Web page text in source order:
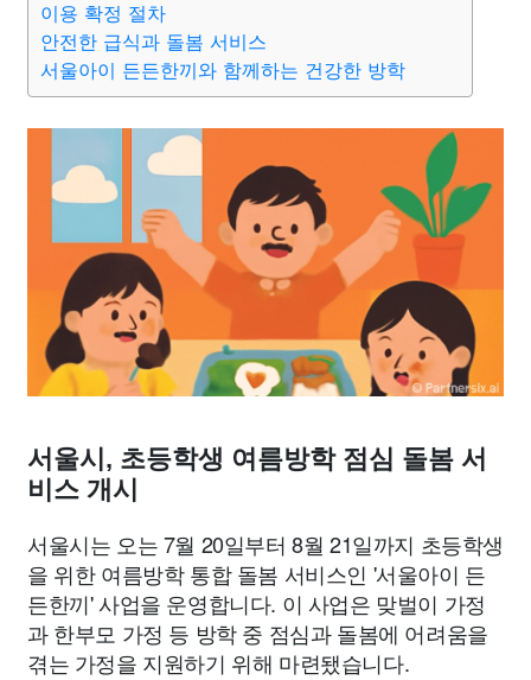
맛집 IT 컴퓨터 기술
의료 의학 경제 마케팅 부동산 외국어 교육
교통 생활 기타
이용 확정 절차
안전한 급식과 돌봄 서비스
서울아이 든든한끼와 함께하는 건강한 방학
서울시, 초등학생 여름방학 점심 돌봄 서
비스 개시
서울시는 오는 7월 20일부터 8월 21일까지 초등학생
을 위한 여름방학 통합 돌봄 서비스인 '서울아이 든
든한끼' 사업을 운영합니다. 이 사업은 맞벌이 가정
과 한부모 가정 등 방학 중 점심과 돌봄에 어려움을
겪는 가정을 지원하기 위해 마련됐습니다.